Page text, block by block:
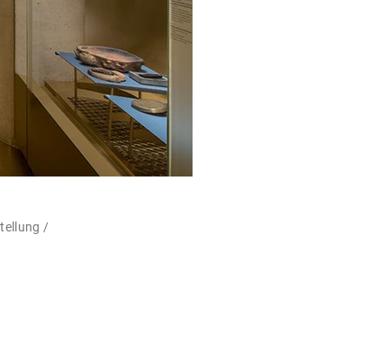
/